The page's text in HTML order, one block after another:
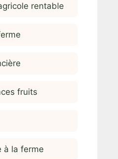
rentable
fruits
à la ferme